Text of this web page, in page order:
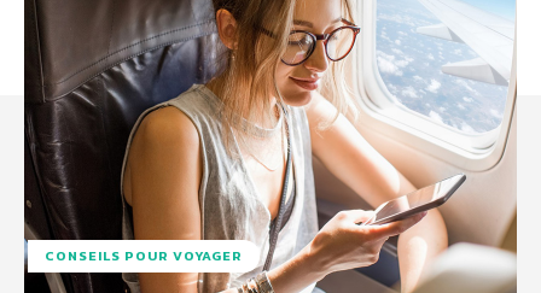
CONSEILS POUR VOYAGER